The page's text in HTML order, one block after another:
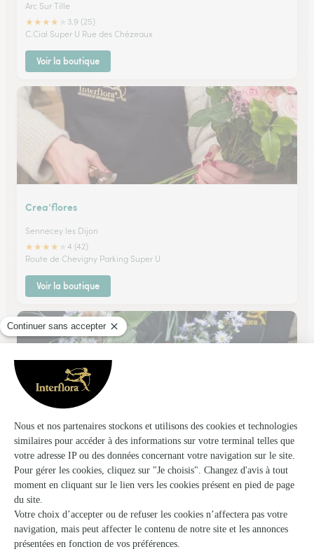
Arc Sur Tille
★★★★
3.9 (25)
C.Cial Super U Rue des Chézeaux
Voir la boutique
Crea’flores
Sennecey les Dijon
★★★★
4 (42)
Route de Chevigny Parking Super U
Voir la boutique
Au Val Fleuri
Mont Sous Vaudrey
★ ★★★ ★4.8 (81)
27, rue Jules Grevy
Voir la boutique